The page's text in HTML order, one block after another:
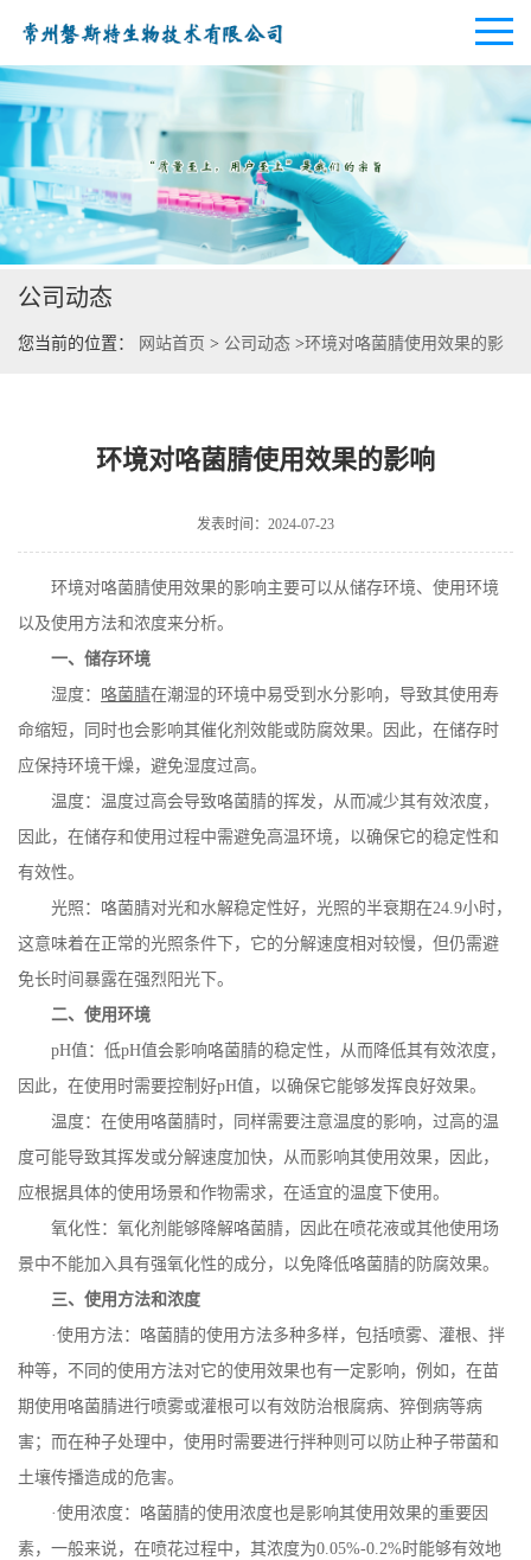
公司首页
公司介绍
公司动态
公司动态
您当前的位置： 网站首页 > 公司动态 >环境对咯菌腈使用效果的影
环境对咯菌腈使用效果的影响
发表时间：2024-07-23
环境对咯菌腈使用效果的影响主要可以从储存环境、使用环境
以及使用方法和浓度来分析。
一、储存环境
湿度： 咯菌腈在潮湿的环境中易受到水分影响，导致其使用寿
命缩短，同时也会影响其催化剂效能或防腐效果。因此，在储存时
应保持环境干燥，避免湿度过高。
温度：温度过高会导致咯菌腈的挥发，从而减少其有效浓度，
因此，在储存和使用过程中需避免高温环境，以确保它的稳定性和
有效性。
光照：咯菌腈对光和水解稳定性好，光照的半衰期在24.9小时，
这意味着在正常的光照条件下，它的分解速度相对较慢，但仍需避
免长时间暴露在强烈阳光下。
二、使用环境
pH值：低pH值会影响咯菌腈的稳定性，从而降低其有效浓度，
因此，在使用时需要控制好pH值，以确保它能够发挥良好效果。
温度：在使用咯菌腈时，同样需要注意温度的影响，过高的温
度可能导致其挥发或分解速度加快，从而影响其使用效果，因此，
应根据具体的使用场景和作物需求，在适宜的温度下使用。
氧化性：氧化剂能够降解咯菌腈，因此在喷花液或其他使用场
景中不能加入具有强氧化性的成分，以免降低咯菌腈的防腐效果。
三、使用方法和浓度
·使用方法：咯菌腈的使用方法多种多样，包括喷雾、灌根、拌
种等，不同的使用方法对它的使用效果也有一定影响，例如，在苗
期使用咯菌腈进行喷雾或灌根可以有效防治根腐病、猝倒病等病
害；而在种子处理中，使用时需要进行拌种则可以防止种子带菌和
土壤传播造成的危害。
·使用浓度：咯菌腈的使用浓度也是影响其使用效果的重要因
素，一般来说，在喷花过程中，其浓度为0.05%-0.2%时能够有效地